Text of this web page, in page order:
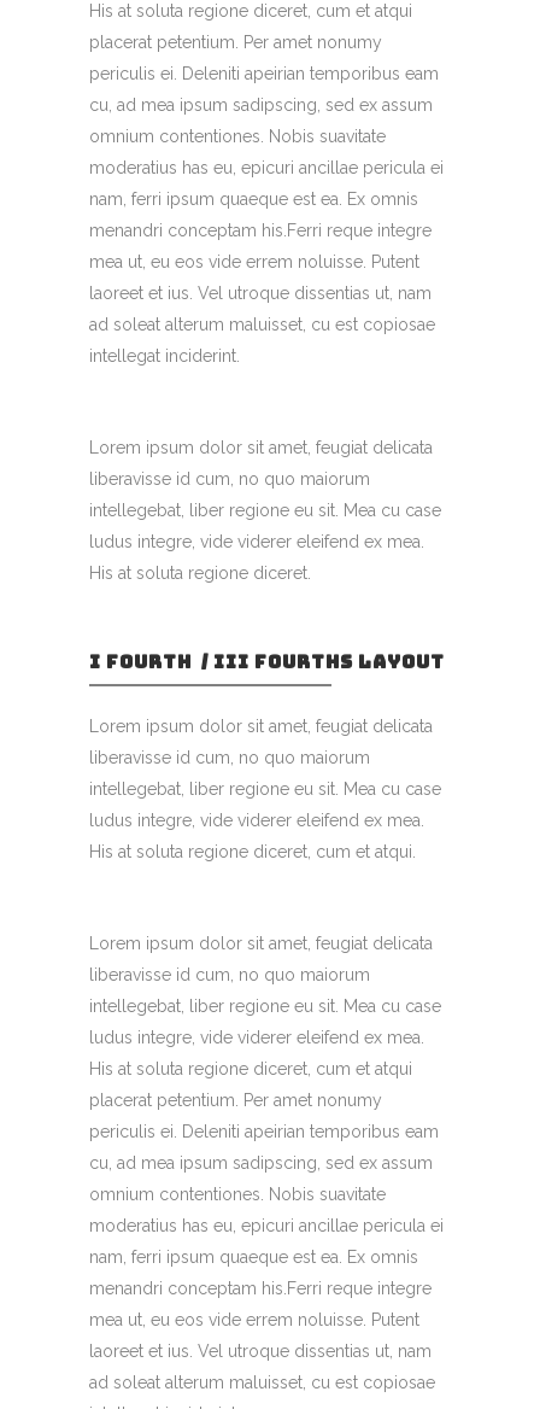
His at soluta regione diceret, cum et atqui
placerat petentium. Per amet nonumy
periculis ei. Deleniti apeirian temporibus eam
cu, ad mea ipsum sadipscing, sed ex assum
omnium contentiones. Nobis suavitate
moderatius has eu, epicuri ancillae pericula ei
nam, ferri ipsum quaeque est ea. Ex omnis
menandri conceptam his.Ferri reque integre
mea ut, eu eos vide errem noluisse. Putent
laoreet et ius. Vel utroque dissentias ut, nam
ad soleat alterum maluisset, cu est copiosae
intellegat inciderint.
Lorem ipsum dolor sit amet, feugiat delicata
liberavisse id cum, no quo maiorum
intellegebat, liber regione eu sit. Mea cu case
ludus integre, vide viderer eleifend ex mea.
His at soluta regione diceret.
I FOURTH / III FOURTHS LAYOUT
Lorem ipsum dolor sit amet, feugiat delicata
liberavisse id cum, no quo maiorum
intellegebat, liber regione eu sit. Mea cu case
ludus integre, vide viderer eleifend ex mea.
His at soluta regione diceret, cum et atqui.
Lorem ipsum dolor sit amet, feugiat delicata
liberavisse id cum, no quo maiorum
intellegebat, liber regione eu sit. Mea cu case
ludus integre, vide viderer eleifend ex mea.
His at soluta regione diceret, cum et atqui
placerat petentium. Per amet nonumy
periculis ei. Deleniti apeirian temporibus eam
cu, ad mea ipsum sadipscing, sed ex assum
omnium contentiones. Nobis suavitate
moderatius has eu, epicuri ancillae pericula ei
nam, ferri ipsum quaeque est ea. Ex omnis
menandri conceptam his.Ferri reque integre
mea ut, eu eos vide errem noluisse. Putent
laoreet et ius. Vel utroque dissentias ut, nam
ad soleat alterum maluisset, cu est copiosae